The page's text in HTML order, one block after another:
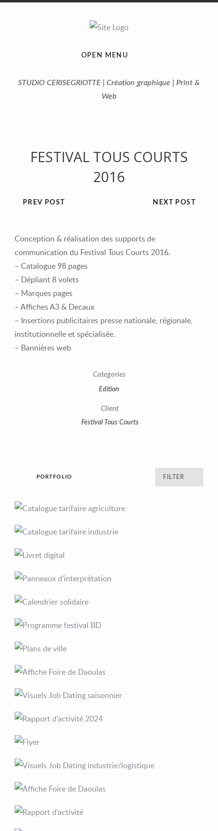
OPEN MENU
STUDIO CERISEGRIOTTE | Création graphique | Print &
Web
FESTIVAL TOUS COURTS
2016
NEXT POST
PREV POST
Conception & réalisation des supports de
communication du Festival Tous Courts 2016.
– Catalogue 98 pages
– Dépliant 8 volets
– Marques pages
– Affiches A3 & Decaux
– Insertions publicitaires presse nationale, régionale,
institutionnelle et spécialisée.
– Bannières web
Categories
Edition
Client
Festival Tous Courts
PORTFOLIO FILTER